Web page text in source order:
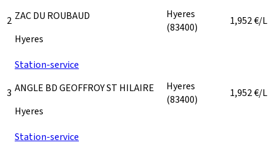
2 ZAC DU ROUBAUD
Hyeres
Hyeres
(83400)
1,952€/L
3
Station-service
ANGLE BD GEOFFROY ST HILAIRE
Hyeres
Hyeres
(83400)
1,952€/L
Station-service